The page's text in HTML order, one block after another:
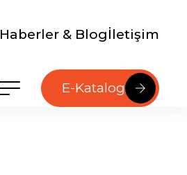
Haberler & Blogİletişim
E-Katalog